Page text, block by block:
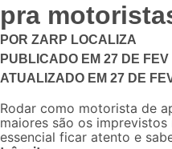
pra
POR ZARP LOCALIZA
PUBLICADO EM 27 DE FEV
ATUALIZADO EM 27 DE
Rodar como motorista de
maiores são os imprevistos
essencial ficar atento e